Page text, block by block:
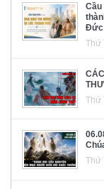
Cầu
Đức
Thứ
Thứ
Thứ